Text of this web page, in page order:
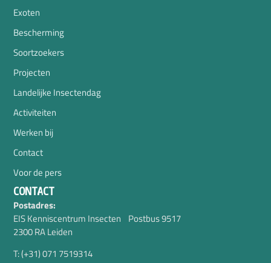
Exoten
Bescherming
Soortzoekers
Projecten
Landelijke Insectendag
Activiteiten
Werken bij
Contact
Voor de pers
CONTACT
Postadres:
EIS Kenniscentrum Insecten Postbus 9517
2300 RA Leiden
T: (+31) 071 7519314